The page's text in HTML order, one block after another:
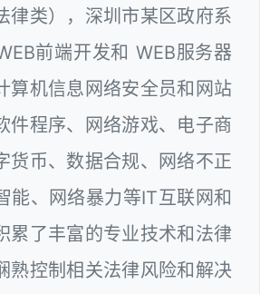
律类），深圳市某区政府系
前端开发和 WEB服务器
算机信息网络安全员和网站
件程序、网络游戏、电子商
货币、数据合规、网络不正
能、网络暴力等IT互联网和
累了丰富的专业技术和法律
熟控制相关法律风险和解决